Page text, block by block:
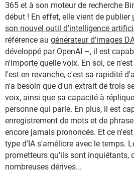
365 et à son moteur de recherche
début ! En effet, elle vient de publier
son nouvel outil d'intelligence
référence au générateur d'images
développé par OpenAI –, il est
n'importe quelle voix. En soi, ce
l'est en revanche, c'est sa rapidité
n'a besoin que d'un extrait de trois
voix, ainsi que sa capacité à
personne qui parle. En plus, il est
enregistrement de mots et de
encore jamais prononcés. Et ce
type d'IA s'améliore avec le temps.
prometteurs qu'ils sont inquiétants,
nombreuses dérives...